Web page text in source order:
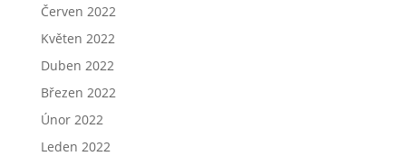
Červen 2022
Květen 2022
Duben 2022
Březen 2022
Únor 2022
Leden 2022